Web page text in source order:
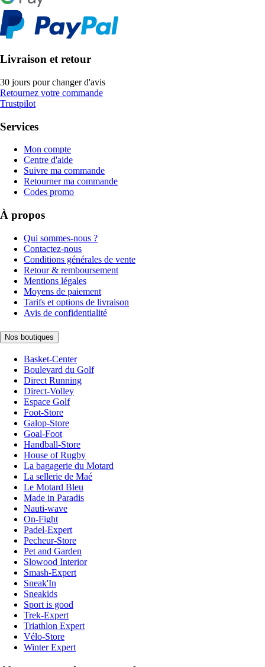
Livraison et retour
30 jours pour changer d'avis
Retournez votre commande
Trustpilot
Services
Mon compte
Centre d'aide
Suivre ma commande
Retourner ma commande
Codes promo
À propos
Qui sommes-nous ?
Contactez-nous
Conditions générales de vente
Retour & remboursement
Mentions légales
Moyens de paiement
Tarifs et options de livraison
Avis de confidentialité
Nos boutiques
Basket-Center
Boulevard du Golf
Direct Running
Direct-Volley
Espace Golf
Foot-Store
Galop-Store
Goal-Foot
Handball-Store
House of Rugby
La bagagerie du Motard
La sellerie de Maé
Le Motard Bleu
Made in Paradis
Nauti-wave
On-Fight
Padel-Expert
Pecheur-Store
Pet and Garden
Slowood Interior
Smash-Expert
Sneak'In
Sneakids
Sport is good
Trek-Expert
Triathlon Expert
Vélo-Store
Winter Expert